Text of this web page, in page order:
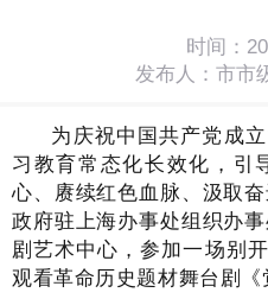
时间：
发布人：市市
为庆祝中国共产党成立
习教育常态化长效化，引
心、赓续红色血脉、汲取
政府驻上海办事处组织办
剧艺术中心，参加一场别
观看革命历史题材舞台剧《